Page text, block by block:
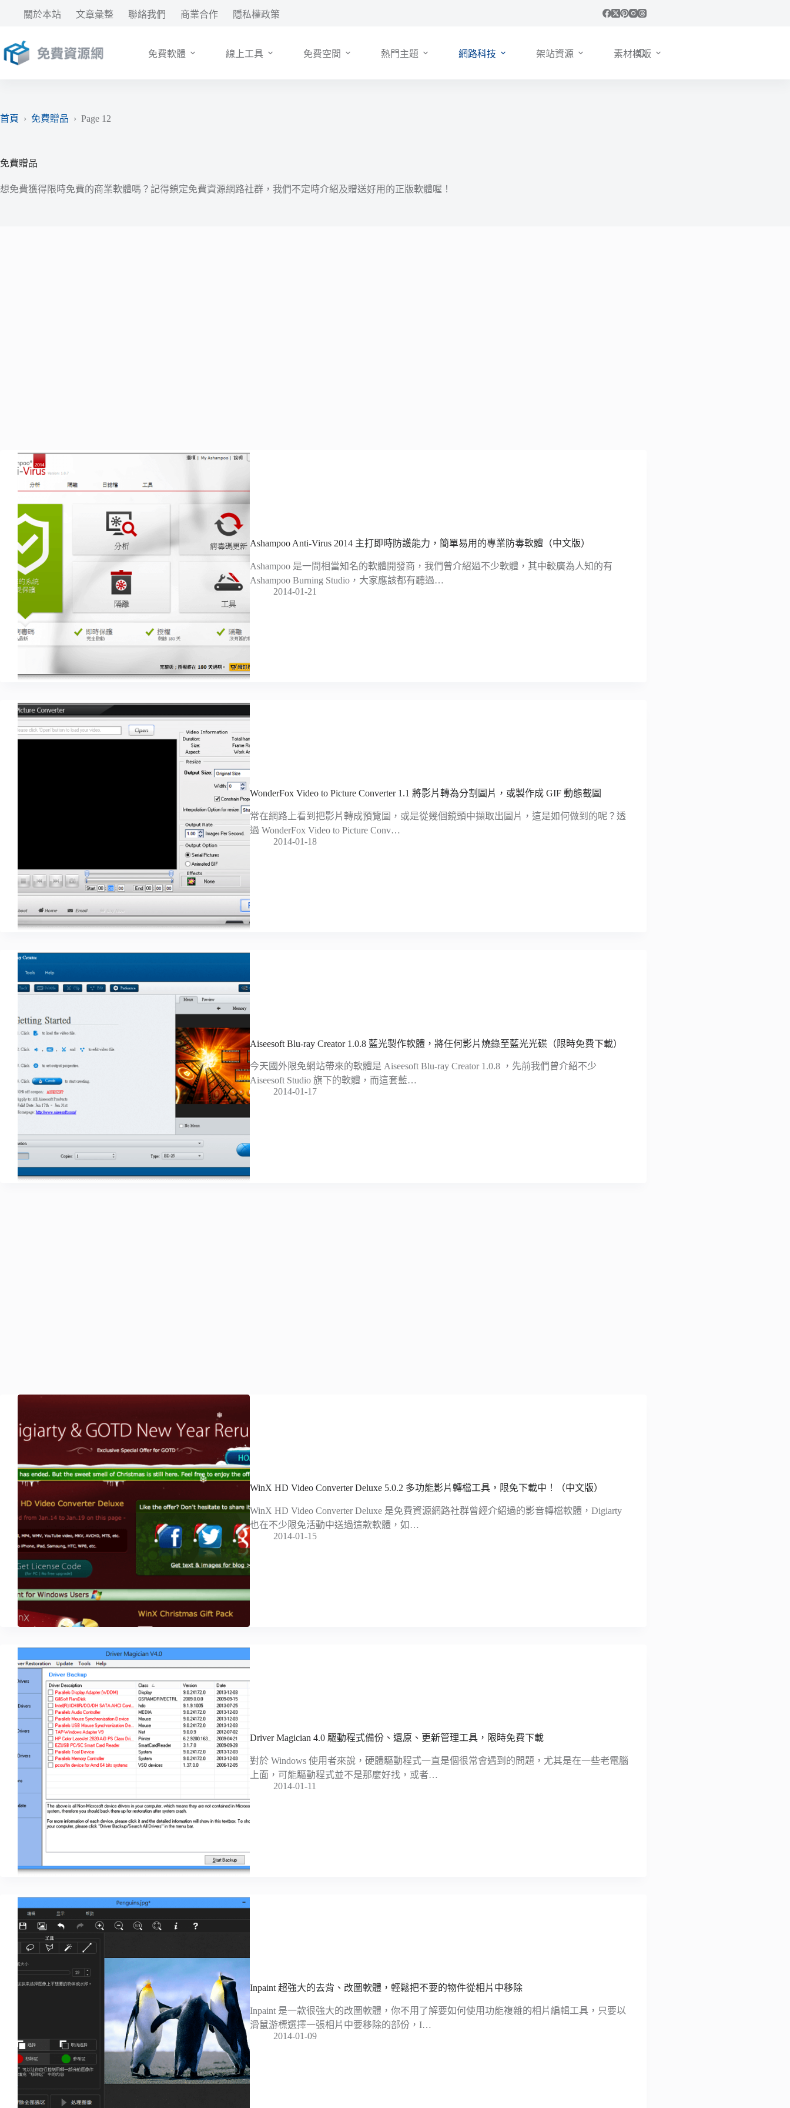
要
內
關於本站 文章彙整 聯絡我們 商業合作 隱私權政策
免費軟體 線上工具 免費空間 熱門主題 網路科技 架站資源 素材模版
首頁 › 免費贈品 › Page 12
免費贈品
想免費獲得限時免費的商業軟體嗎？記得鎖定免費資源網路社群，我們不定時介紹及贈送好用的正版軟體喔！
Ashampoo Anti-Virus 2014 主打即時防護能力，簡單易用的專業防毒軟體（中文版）
Ashampoo 是一間相當知名的軟體開發商，我們曾介紹過不少軟體，其中較廣為人知的有
Ashampoo Burning Studio，大家應該都有聽過…
2014-01-21
WonderFox Video to Picture Converter 1.1 將影片轉為分割圖片，或製作成 GIF 動態截圖
常在網路上看到把影片轉成預覽圖，或是從幾個鏡頭中擷取出圖片，這是如何做到的呢？透
過 WonderFox Video to Picture Conv…
2014-01-18
Aiseesoft Blu-ray Creator 1.0.8 藍光製作軟體，將任何影片燒錄至藍光光碟（限時免費下載）
今天國外限免網站帶來的軟體是 Aiseesoft Blu-ray Creator 1.0.8 ，先前我們曾介紹不少
Aiseesoft Studio 旗下的軟體，而這套藍…
2014-01-17
WinX HD Video Converter Deluxe 5.0.2 多功能影片轉檔工具，限免下載中！（中文版）
WinX HD Video Converter Deluxe 是免費資源網路社群曾經介紹過的影音轉檔軟體，Digiarty
也在不少限免活動中送過這款軟體，如…
2014-01-15
Driver Magician 4.0 驅動程式備份、還原、更新管理工具，限時免費下載
對於 Windows 使用者來說，硬體驅動程式一直是個很常會遇到的問題，尤其是在一些老電腦
上面，可能驅動程式並不是那麼好找，或者…
2014-01-11
Inpaint 超強大的去背、改圖軟體，輕鬆把不要的物件從相片中移除
Inpaint 是一款很強大的改圖軟體，你不用了解要如何使用功能複雜的相片編輯工具，只要以
滑鼠游標選擇一張相片中要移除的部份，I…
2014-01-09